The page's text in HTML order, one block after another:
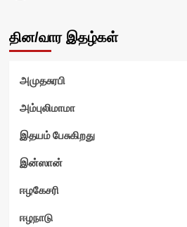
தின/வார இதழ்கள்
அமுதசுரபி
அம்புலிமாமா
இதயம் பேசுகிறது
இன்ஸான்
ஈழகேசரி
ஈழநாடு